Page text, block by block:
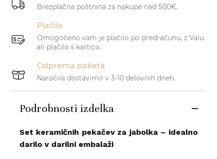
Brezplačna poštnina za nakupe nad 500€.
Plačila
Omogočeno vam je plačilo po predračunu, z Valu
ali plačilo s kartico.
Odprema paketa
Naročila dostavimo v 3-10 delovnih dneh.
Podrobnosti izdelka
Set keramičnih pekačev za jabolka – idealno
darilo v darilni embalaži